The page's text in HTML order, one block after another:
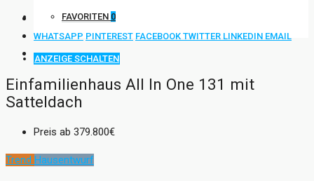
FAVORITEN 0
ANZEIGE SCHALTEN
WHATSAPP PINTEREST FACEBOOK TWITTER LINKEDIN EMAIL
Einfamilienhaus All In One 131 mit
Satteldach
Preis ab 379.800€
Trend Hausentwurf